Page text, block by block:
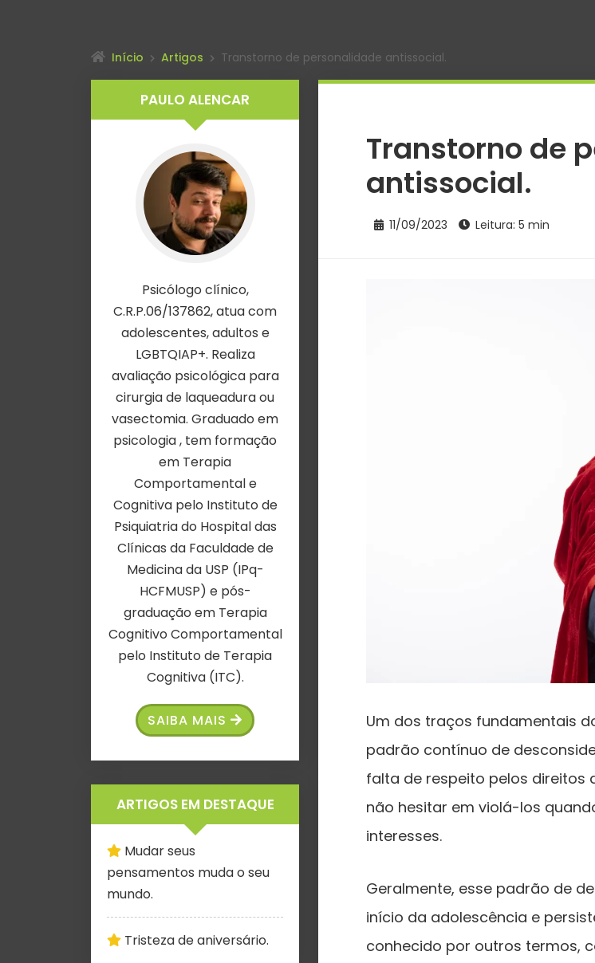
Início Artigos Transtorno de personalidade antissocial.
Transtorno de
antissocial.
11/09/2023 Leitura: 5 min
Um dos traços fundamentais
padrão contínuo de
falta de respeito pelos direitos
não hesitar em violá-los
interesses.
Geralmente, esse padrão de
início da adolescência e
conhecido por outros termos,
PAULO ALENCAR
Psicólogo clínico,
C.R.P.06/137862, atua com
adolescentes, adultos e
LGBTQIAP+. Realiza
avaliação psicológica para
cirurgia de laqueadura ou
vasectomia. Graduado em
psicologia , tem formação
em Terapia
Comportamental e
Cognitiva pelo Instituto de
Psiquiatria do Hospital das
Clínicas da Faculdade de
Medicina da USP (IPq-
HCFMUSP) e pós-
graduação em Terapia
Cognitivo Comportamental
pelo Instituto de Terapia
Cognitiva (ITC).
SAIBA MAIS
ARTIGOS EM DESTAQUE
Mudar seus
pensamentos muda o seu
mundo.
Tristeza de aniversário.